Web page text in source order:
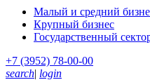
Малый и средний
Крупный бизнес
Государственный
+7 (3952) 78-00-00
search| login